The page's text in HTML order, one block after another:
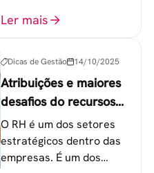
colaboradores na faixa de
Ler mais
Dicas de Gestão 14/10/2025
Atribuições e maiores
desafios do recursos
humanos em uma
empresa
O RH é um dos setores
estratégicos dentro das
empresas. É um dos